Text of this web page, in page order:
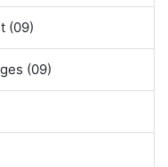
(09)
(09)